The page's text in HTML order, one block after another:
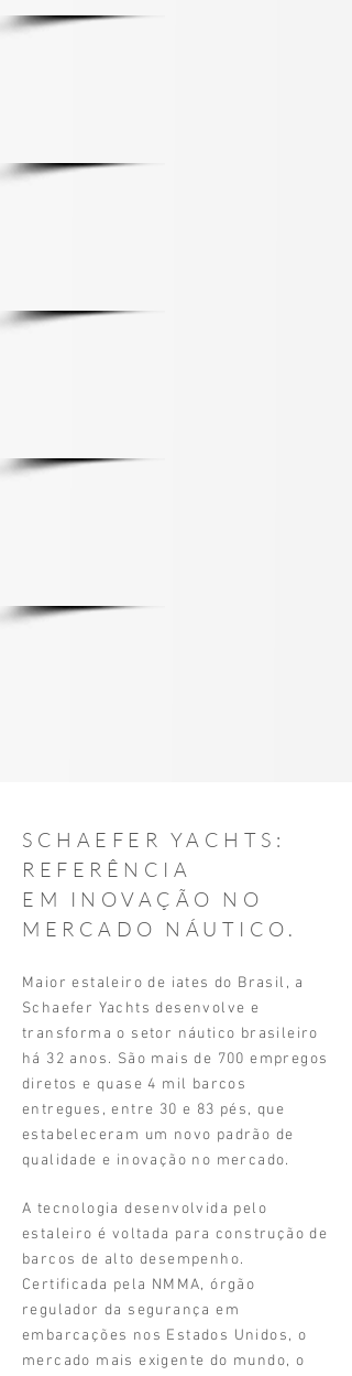
SCHAEFER YACHTS:
REFERÊNCIA
EM INOVAÇÃO NO
MERCADO NÁUTICO.
Maior estaleiro de iates do Brasil, a
Schaefer Yachts desenvolve e
transforma o setor náutico brasileiro
há 32 anos. São mais de 700 empregos
diretos e quase 4 mil barcos
entregues, entre 30 e 83 pés, que
estabeleceram um novo padrão de
qualidade e inovação no mercado.
A tecnologia desenvolvida pelo
estaleiro é voltada para construção de
barcos de alto desempenho.
Certificada pela NMMA, órgão
regulador da segurança em
embarcações nos Estados Unidos, o
mercado mais exigente do mundo, o